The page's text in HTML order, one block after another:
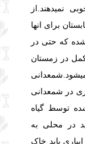
نمیدهند.از
برای انها
که حتی در
در زمستان
در شمعدانی
توسط گیاه
در محلی به
باید خاک